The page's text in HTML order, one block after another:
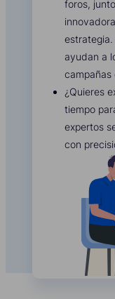
foros,
ayudan a
campañas
¿Quieres
tiempo
expertos
con